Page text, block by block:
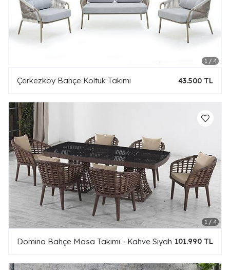
Çerkezköy Bahçe Koltuk Takımı 43.500 TL
Domino Bahçe Masa Takımı - Kahve Siyah 101.990 TL